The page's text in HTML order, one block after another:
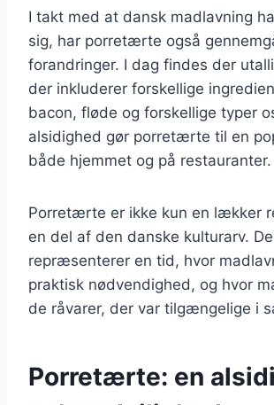
I takt med at dansk madlavning
sig, har porretærte også
forandringer. I dag findes der
der inkluderer forskellige
bacon, fløde og forskellige typer
alsidighed gør porretærte til en
både hjemmet og på restauranter.
Porretærte er ikke kun en lækker
en del af den danske kulturarv.
repræsenterer en tid, hvor
praktisk nødvendighed, og hvor
de råvarer, der var tilgængelige i
Porretærte: en